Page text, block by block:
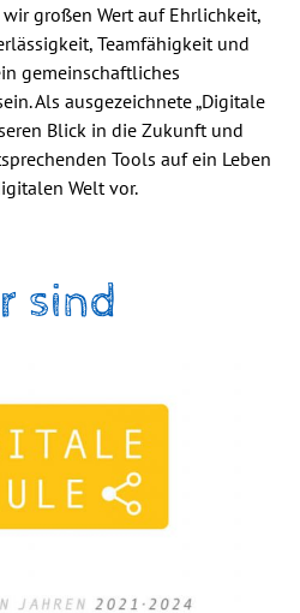
großen Wert auf Ehrlichkeit,
Teamfähigkeit und
gemeinschaftliches
Als ausgezeichnete „Digitale
Blick in die Zukunft und
Tools auf ein Leben
Welt vor.
sind